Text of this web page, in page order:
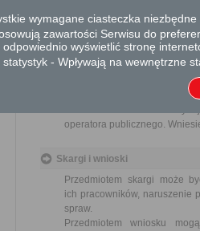
17 zł opłata skarbowa za
Tryb odwoławczy
Na odmowę wydania
się w terminie 7 dni od
operatora publicznego.
Skargi i wnioski
Przedmiotem skargi może
ich pracowników, naruszenie
spraw.
Przedmiotem wniosku
wymagane ciasteczka
zawartości Serwisu do
wyświetlić stronę
- Wpływają na wewnętrzne